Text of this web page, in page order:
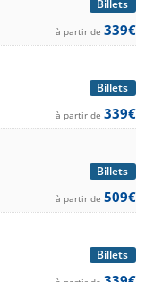
Billets
à partir de 339€
Billets
à partir de 339€
Billets
à partir de 509€
Billets